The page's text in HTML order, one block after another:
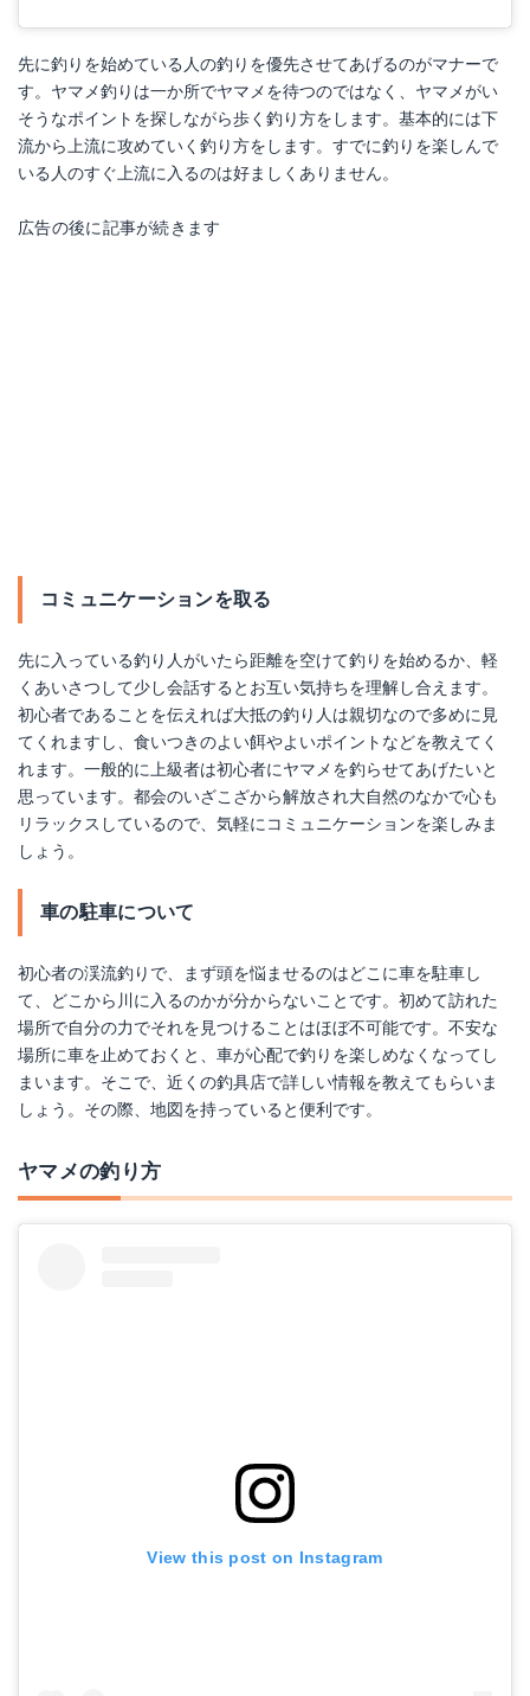
先に釣りを始めている人の釣りを優先させてあげるのがマナーで
す。ヤマメ釣りは一か所でヤマメを待つのではなく、ヤマメがい
そうなポイントを探しながら歩く釣り方をします。基本的には下
流から上流に攻めていく釣り方をします。すでに釣りを楽しんで
いる人のすぐ上流に入るのは好ましくありません。
広告の後に記事が続きます
コミュニケーションを取る
先に入っている釣り人がいたら距離を空けて釣りを始めるか、軽
くあいさつして少し会話するとお互い気持ちを理解し合えます。
初心者であることを伝えれば大抵の釣り人は親切なので多めに見
てくれますし、食いつきのよい餌やよいポイントなどを教えてく
れます。一般的に上級者は初心者にヤマメを釣らせてあげたいと
思っています。都会のいざこざから解放され大自然のなかで心も
リラックスしているので、気軽にコミュニケーションを楽しみま
しょう。
車の駐車について
初心者の渓流釣りで、まず頭を悩ませるのはどこに車を駐車し
て、どこから川に入るのかが分からないことです。初めて訪れた
場所で自分の力でそれを見つけることはほぼ不可能です。不安な
場所に車を止めておくと、車が心配で釣りを楽しめなくなってし
まいます。そこで、近くの釣具店で詳しい情報を教えてもらいま
しょう。その際、地図を持っていると便利です。
ヤマメの釣り方
View this post on Instagram